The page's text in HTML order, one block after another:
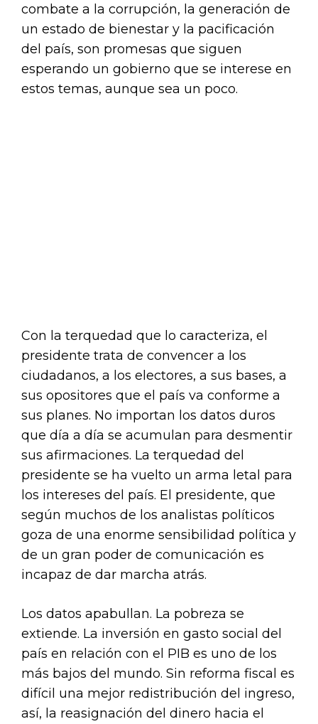
combate a la corrupción, la generación de
un estado de bienestar y la pacificación
del país, son promesas que siguen
esperando un gobierno que se interese en
estos temas, aunque sea un poco.
Con la terquedad que lo caracteriza, el
presidente trata de convencer a los
ciudadanos, a los electores, a sus bases, a
sus opositores que el país va conforme a
sus planes. No importan los datos duros
que día a día se acumulan para desmentir
sus afirmaciones. La terquedad del
presidente se ha vuelto un arma letal para
los intereses del país. El presidente, que
según muchos de los analistas políticos
goza de una enorme sensibilidad política y
de un gran poder de comunicación es
incapaz de dar marcha atrás.
Los datos apabullan. La pobreza se
extiende. La inversión en gasto social del
país en relación con el PIB es uno de los
más bajos del mundo. Sin reforma fiscal es
difícil una mejor redistribución del ingreso,
así, la reasignación del dinero hacia el